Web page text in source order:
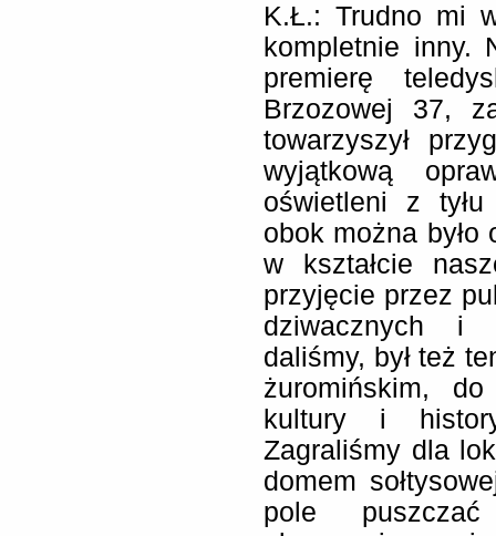
K.Ł.: Trudno mi
kompletnie inny.
premierę
Brzozowej 37,
towarzyszył
wyjątkową
oświetleni z
obok można
w kształcie
przyjęcie przez
dziwacznych i
daliśmy, był też
żuromińskim,
kultury i
Zagraliśmy dla
domem
pole